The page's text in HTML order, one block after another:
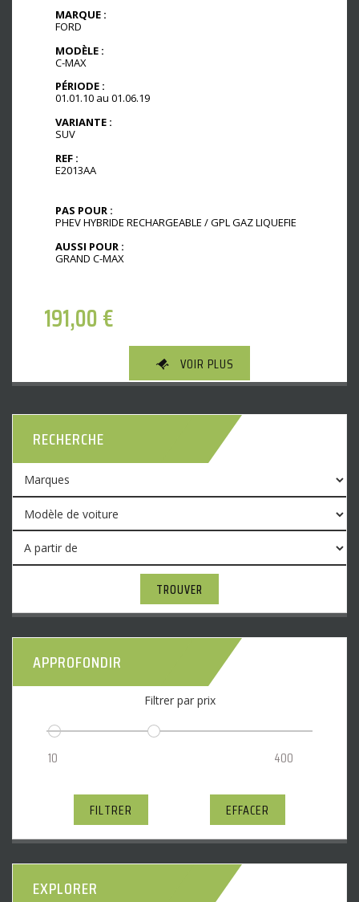
MARQUE :
FORD
MODÈLE :
C-MAX
PÉRIODE :
01.01.10 au 01.06.19
VARIANTE :
SUV
REF :
E2013AA
PAS POUR :
PHEV HYBRIDE RECHARGEABLE / GPL GAZ LIQUEFIE
AUSSI POUR :
GRAND C-MAX
191,00€
VOIR PLUS
RECHERCHE
TROUVER
APPROFONDIR
Filtrer par prix
FILTRER EFFACER
EXPLORER